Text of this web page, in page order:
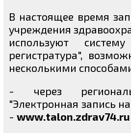
В настоящее время
учреждения
используют
регистратура",
несколькими
- через
"Электронная запись
-www.talon.zdrav74.ru